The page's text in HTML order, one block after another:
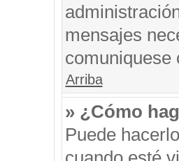
mensajes
comuniquese
Arriba
» ¿Cómo
Puede